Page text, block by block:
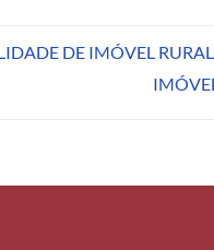
DE IMÓVEL